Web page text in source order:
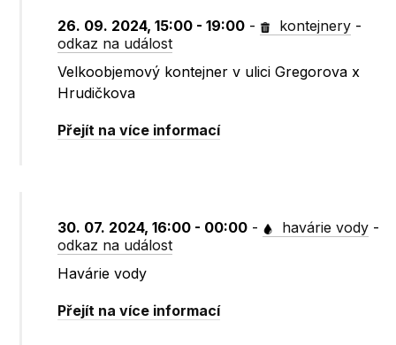
26. 09. 2024, 15:00 - 19:00 - kontejnery -
odkaz na událost
Velkoobjemový kontejner v ulici Gregorova x
Hrudičkova
Přejít na více informací
30. 07. 2024, 16:00 - 00:00 - havárie vody -
odkaz na událost
Havárie vody
Přejít na více informací